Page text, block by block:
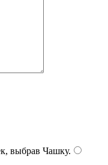
выбрав Чашку.